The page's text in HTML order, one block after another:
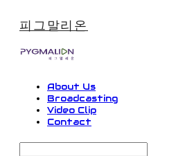
피그말리온
About Us
Broadcasting
Video Clip
Contact